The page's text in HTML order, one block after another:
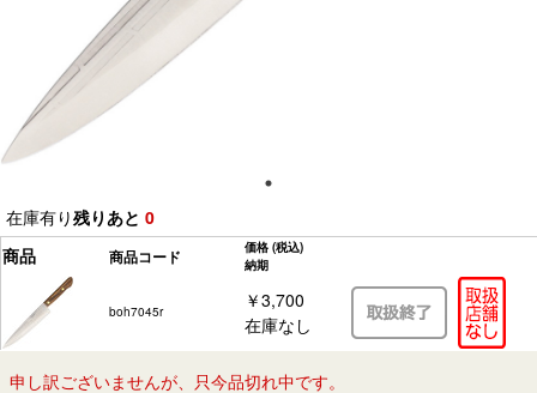
在庫有り残りあと 0
商品
商品コード 価格 (税込)
納期
boh7045r
￥3,700
在庫なし
申し訳ございませんが、只今品切れ中です。